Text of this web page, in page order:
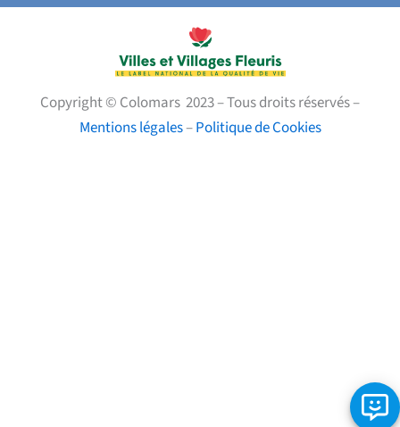
Copyright © Colomars 2023 – Tous droits réservés –
Mentions légales–Politique de Cookies